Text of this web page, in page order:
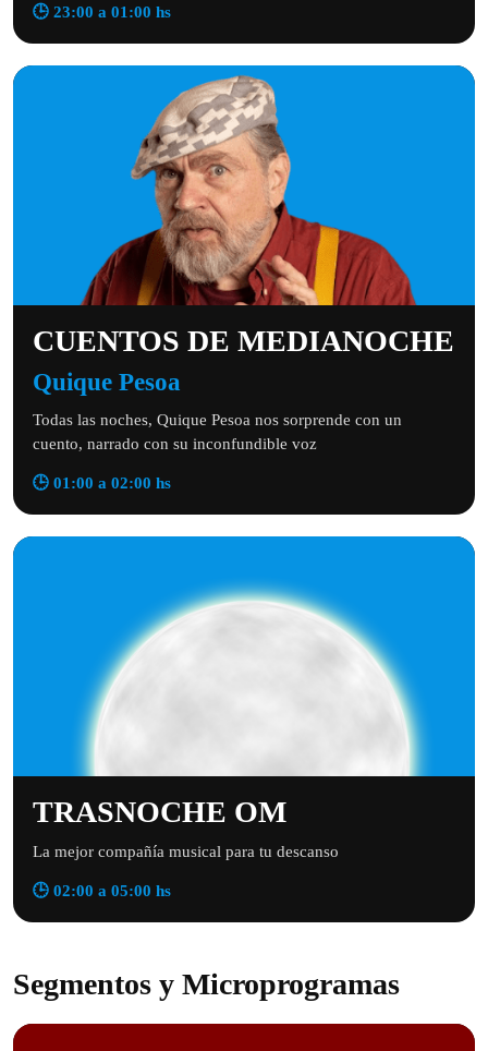
🕒 23:00 a 01:00 hs
CUENTOS DE MEDIANOCHE
Quique Pesoa
Todas las noches, Quique Pesoa nos sorprende con un
cuento, narrado con su inconfundible voz
🕒 01:00 a 02:00 hs
TRASNOCHE OM
La mejor compañía musical para tu descanso
🕒 02:00 a 05:00 hs
Segmentos y Microprogramas